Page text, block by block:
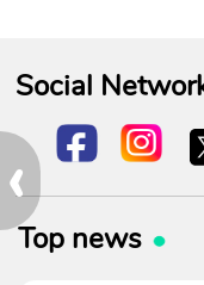
‹
Social
Top news